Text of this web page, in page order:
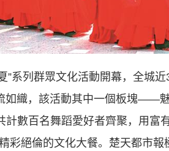
”系列群眾文化活動開幕，全城
如織，該活動其中一個板塊——
計數百名舞蹈愛好者齊聚，用富
彩絕倫的文化大餐。楚天都市